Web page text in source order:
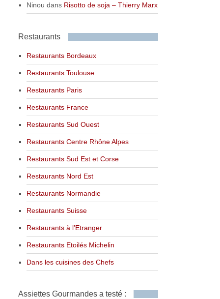
Ninou dans Risotto de soja – Thierry Marx
Restaurants
Restaurants Bordeaux
Restaurants Toulouse
Restaurants Paris
Restaurants France
Restaurants Sud Ouest
Restaurants Centre Rhône Alpes
Restaurants Sud Est et Corse
Restaurants Nord Est
Restaurants Normandie
Restaurants Suisse
Restaurants à l’Etranger
Restaurants Etoilés Michelin
Dans les cuisines des Chefs
Assiettes Gourmandes a testé :